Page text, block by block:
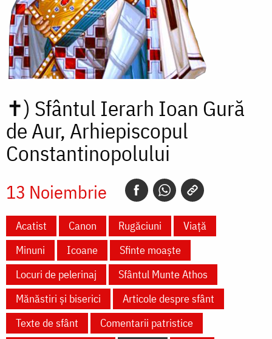
✝) Sfântul Ierarh Ioan Gură
de Aur, Arhiepiscopul
Constantinopolului
13 Noiembrie
Acatist Canon Rugăciuni
Viață
Minuni
Icoane
Sfinte moaște
Locuri de pelerinaj
Sfântul Munte Athos
Mănăstiri și biserici
Articole despre sfânt
Texte de sfânt
Comentarii patristice